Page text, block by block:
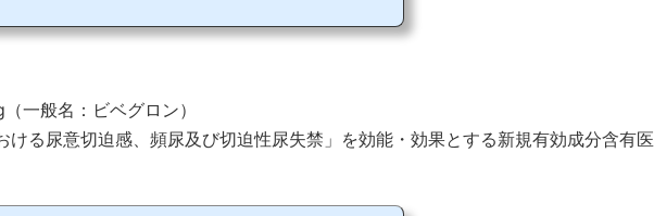
製品名モビコール配合内用剤LDモビコール配合内用剤HD一般名マクロ
症にも使用できる薬剤です！ 元...
一般名：ビベグロン）
ける尿意切迫感、頻尿及び切迫性尿失禁」を効能・効果とする新規有効成分含有医